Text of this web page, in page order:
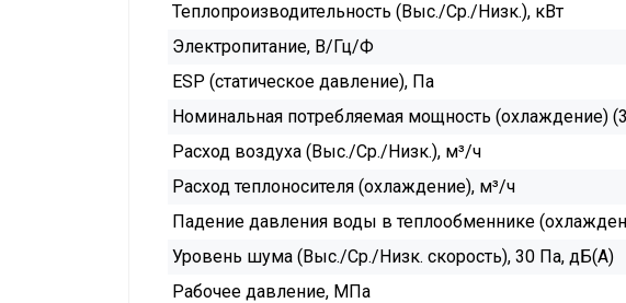
Теплопроизводительность (Выс./Ср./Низк.), кВт
Электропитание, В/Гц/Ф
ESP (статическое давление), Па
Номинальная потребляемая мощность (охлаждение)
Расход воздуха (Выс./Ср./Низк.), м³/ч
Расход теплоносителя (охлаждение), м³/ч
Падение давления воды в теплообменнике
Уровень шума (Выс./Ср./Низк. скорость), 30 Па, дБ(А)
Рабочее давление, МПа